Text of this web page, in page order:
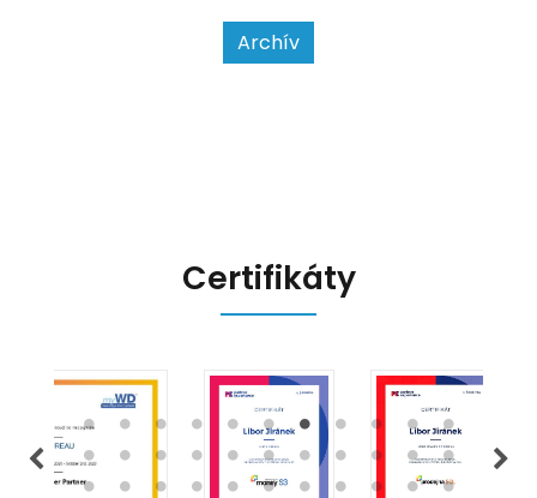
usnadnit život podnikatelům i
kontrolním orgánům. Podívejme se
na hlavní změny, které EET 2.0
Archív
Certifikáty